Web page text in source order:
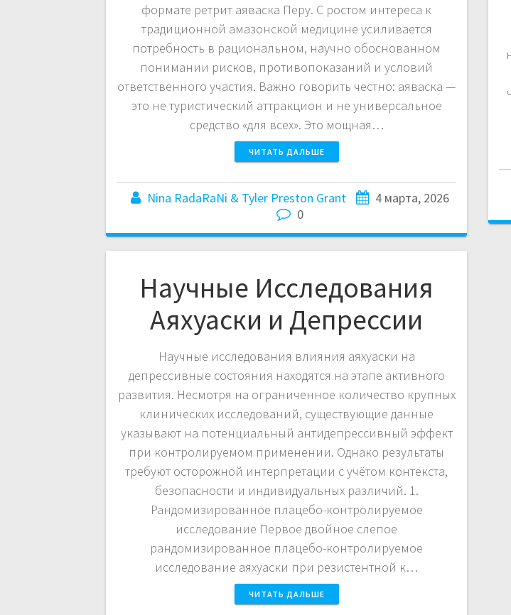
формате ретрит аяваска Перу. С ростом интереса к
традиционной амазонской медицине усиливается
потребность в рациональном, научно обоснованном
понимании рисков, противопоказаний и условий
ответственного участия. Важно говорить честно: аяваска —
это не туристический аттракцион и не универсальное
средство «для всех». Это мощная…
ЧИТАТЬ ДАЛЬШЕ
Nina RadaRaNi & Tyler Preston Grant
4 марта, 2026
0
Научные Исследования
Аяхуаски и Депрессии
Научные исследования влияния аяхуаски на
депрессивные состояния находятся на этапе активного
развития. Несмотря на ограниченное количество крупных
клинических исследований, существующие данные
указывают на потенциальный антидепрессивный эффект
при контролируемом применении. Однако результаты
требуют осторожной интерпретации с учётом контекста,
безопасности и индивидуальных различий. 1.
Рандомизированное плацебо-контролируемое
исследование Первое двойное слепое
рандомизированное плацебо-контролируемое
исследование аяхуаски при резистентной к…
ЧИТАТЬ ДАЛЬШЕ